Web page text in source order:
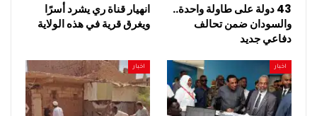
43 دولة على طاولة واحدة..
والسودان ضمن تحالف
دفاعي جديد
انهيار قناة ري يشرد أسرًا
ويغرق قرية في هذه الولاية
اخبار اخبار